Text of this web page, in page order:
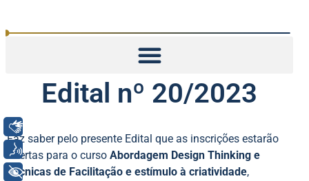
Edital nº 20/2023
Faz saber pelo presente Edital que as inscrições estarão
abertas para o curso Abordagem Design Thinking e
Técnicas de Facilitação e estímulo à criatividade,
Voz
+ Acessibilidade